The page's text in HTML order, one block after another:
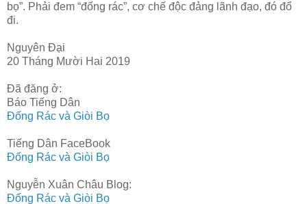
bọ”. Phải đem “đống rác”, cơ chế độc đảng lãnh đạo, đó đổ
đi.
Nguyên Đại
20 Tháng Mười Hai 2019
Đã đăng ở:
Báo Tiếng Dân
Đống Rác và Giòi Bọ
Tiếng Dân FaceBook
Đống Rác và Giòi Bọ
Nguyễn Xuân Châu Blog:
Đống Rác và Giòi Bọ